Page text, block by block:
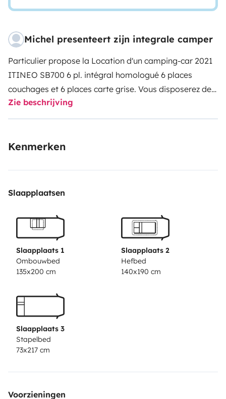
Michel presenteert zijn integrale camper
Particulier propose la Location d'un camping-car 2021
ITINEO SB700 6 pl. intégral homologué 6 places
couchages et 6 places carte grise. Vous disposerez de
deux couchages avec le Lit cabine escamotable
140x190., deux couchages superposés à l'arrière 73 x
Le véhicule est grand confort, équipé double vitrage,
dispose également d'un grand store de 4 m de long
comme de la pluie. La cuisine et la salle de bains avec
douche, wc et lavabos vous garantissent confort et
bien-être. Vous bénéficierez également d'un autoradio,
GPS Europe, caméra de recul, Matériel de camping
table et fauteuils inclus.
Plates/6 assiettes dessert/6 bols/6 verres/ tasses.
Boules de pétanque à disposition. Nombreuses photos
sur simple demande, réponse garantie. En toute
transparence, je vous propose de venir visiter le
souhaitez. Ce sera également l’occasion de faire
Zie beschrijving
Kenmerken
Slaapplaatsen
Slaapplaats 1
Ombouwbed
135x200 cm
Slaapplaats 2
Hefbed
140x190 cm
Slaapplaats 3
Stapelbed
73x217 cm
Voorzieningen